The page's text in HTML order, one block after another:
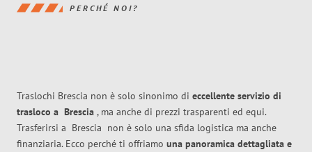
PERCHÉ NOI?
Traslochi Brescia non è solo sinonimo di eccellente servizio di
trasloco a Brescia , ma anche di prezzi trasparenti ed equi.
Trasferirsi a Brescia non è solo una sfida logistica ma anche
finanziaria. Ecco perché ti offriamo una panoramica dettagliata e